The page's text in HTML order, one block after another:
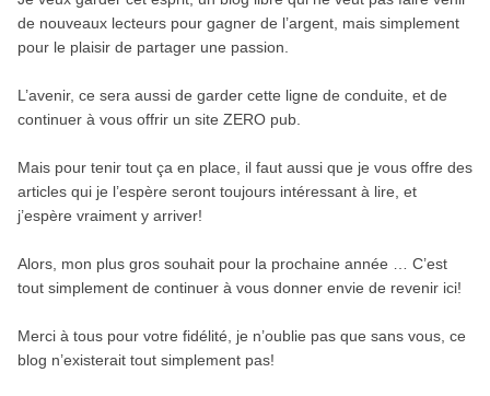
de nouveaux lecteurs pour gagner de l’argent, mais simplement
pour le plaisir de partager une passion.
L’avenir, ce sera aussi de garder cette ligne de conduite, et de
continuer à vous offrir un site ZERO pub.
Mais pour tenir tout ça en place, il faut aussi que je vous offre des
articles qui je l’espère seront toujours intéressant à lire, et
j’espère vraiment y arriver!
Alors, mon plus gros souhait pour la prochaine année … C’est
tout simplement de continuer à vous donner envie de revenir ici!
Merci à tous pour votre fidélité, je n’oublie pas que sans vous, ce
blog n’existerait tout simplement pas!